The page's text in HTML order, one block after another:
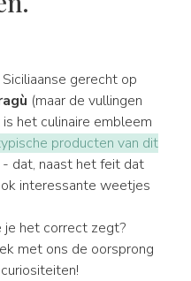
gerecht op
(maar de vullingen
het culinaire embleem
producten van dit
- dat, naast het feit dat
interessante weetjes
je het correct zegt?
met ons de oorsprong